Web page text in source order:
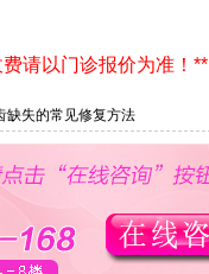
请以门诊报价为准！**
缺失的常见修复方法